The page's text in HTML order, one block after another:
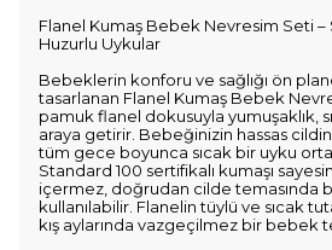
Flanel Kumaş Bebek Nevresim Seti –
Huzurlu Uykular
Bebeklerin konforu ve sağlığı ön
tasarlanan Flanel Kumaş Bebek
pamuk flanel dokusuyla yumuşaklık,
araya getirir. Bebeğinizin hassas
tüm gece boyunca sıcak bir uyku
Standard 100 sertifikalı kumaşı
içermez, doğrudan cilde temasında
kullanılabilir. Flanelin tüylü ve sıcak
kış aylarında vazgeçilmez bir bebek